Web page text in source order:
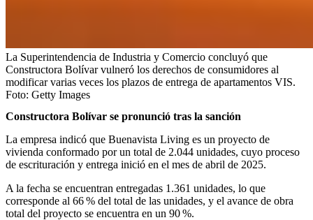
La Superintendencia de Industria y Comercio concluyó que
Constructora Bolívar vulneró los derechos de consumidores al
modificar varias veces los plazos de entrega de apartamentos VIS.
Foto: Getty Images
Constructora Bolívar se pronunció tras la sanción
La empresa indicó que Buenavista Living es un proyecto de
vivienda conformado por un total de 2.044 unidades, cuyo proceso
de escrituración y entrega inició en el mes de abril de 2025.
A la fecha se encuentran entregadas 1.361 unidades, lo que
corresponde al 66 % del total de las unidades, y el avance de obra
total del proyecto se encuentra en un 90 %.